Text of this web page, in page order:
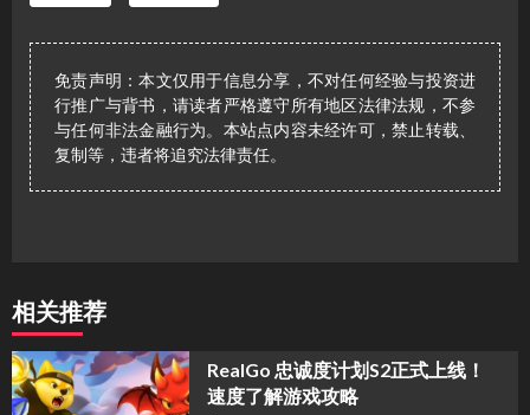
免责声明：本文仅用于信息分享，不对任何经验与投资进
行推广与背书，请读者严格遵守所有地区法律法规，不参
与任何非法金融行为。本站点内容未经许可，禁止转载、
复制等，违者将追究法律责任。
相关推荐
​RealGo 忠诚度计划S2正式上线！
速度了解游戏攻略